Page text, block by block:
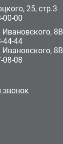
25, стр.3
00-00
Ивановского, 8В
44-44
Ивановского, 8В
08-08
звонок